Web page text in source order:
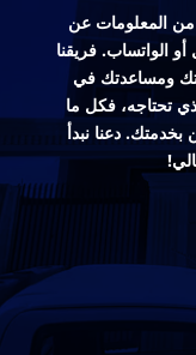
من المعلومات عن
أو الواتساب. فريقنا
ومساعدتك في
تحتاجه، فكل ما
دعنا نبدأ